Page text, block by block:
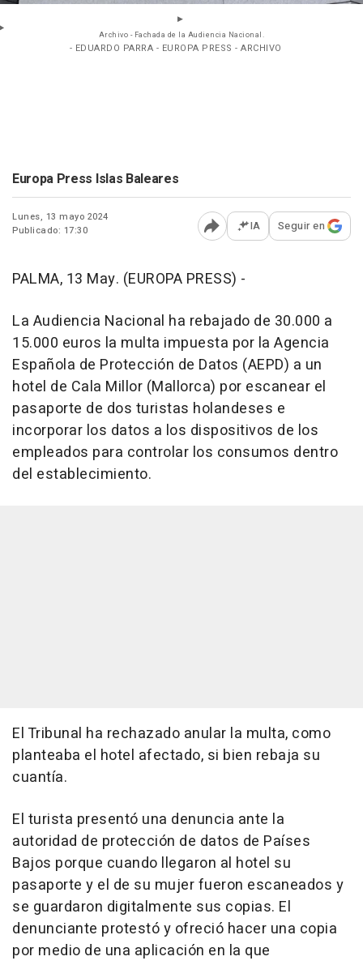
Archivo - Fachada de la Audiencia Nacional.
- EDUARDO PARRA - EUROPA PRESS - ARCHIVO
Europa Press Islas Baleares
Lunes, 13 mayo 2024
Publicado: 17:30
Abrir opciones para
IA Seguir en
PALMA, 13 May. (EUROPA PRESS) -
La Audiencia Nacional ha rebajado de 30.000 a
15.000 euros la multa impuesta por la Agencia
Española de Protección de Datos (AEPD) a un
hotel de Cala Millor (Mallorca) por escanear el
pasaporte de dos turistas holandeses e
incorporar los datos a los dispositivos de los
empleados para controlar los consumos dentro
del establecimiento.
El Tribunal ha rechazado anular la multa, como
planteaba el hotel afectado, si bien rebaja su
cuantía.
El turista presentó una denuncia ante la
autoridad de protección de datos de Países
Bajos porque cuando llegaron al hotel su
pasaporte y el de su mujer fueron escaneados y
se guardaron digitalmente sus copias. El
denunciante protestó y ofreció hacer una copia
por medio de una aplicación en la que